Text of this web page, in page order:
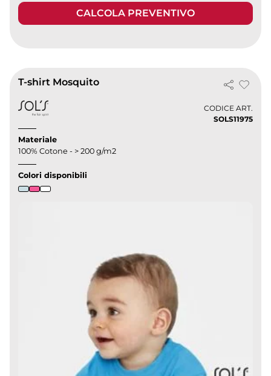
CALCOLA PREVENTIVO
T-shirt Mosquito
CODICE ART.
SOLS11975
Materiale
100% Cotone - > 200 g/m2
Colori disponibili